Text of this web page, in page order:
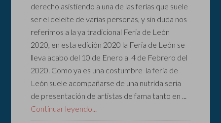
derecho asistiendo a una de las ferias que suele
ser el deleite de varias personas, y sin duda nos
referimos a la ya tradicional Feria de León
2020, en esta edición 2020 la Feria de León se
lleva acabo del 10 de Enero al 4 de Febrero del
2020. Como ya es una costumbre la feria de
León suele acompañarse de una nutrida seria
de presentación de artistas de fama tanto en ...
Continuar leyendo...